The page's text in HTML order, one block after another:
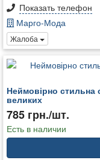
Показать телефон
Марго-Мода
Жалоба
Неймовірно стильна
великих
785 грн./шт.
Есть в наличии